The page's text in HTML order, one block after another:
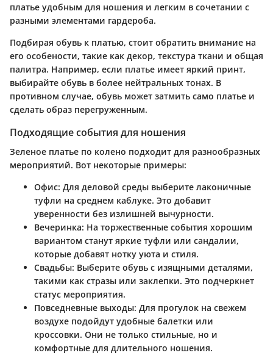
платье удобным для ношения и легким в сочетании с
разными элементами гардероба.
Подбирая обувь к платью, стоит обратить внимание на
его особености, такие как декор, текстура ткани и общая
палитра. Например, если платье имеет яркий принт,
выбирайте обувь в более нейтральных тонах. В
противном случае, обувь может затмить само платье и
сделать образ перегруженным.
Подходящие события для ношения
Зеленое платье по колено подходит для разнообразных
мероприятий. Вот некоторые примеры:
Офис: Для деловой среды выберите лаконичные
туфли на среднем каблуке. Это добавит
уверенности без излишней вычурности.
Вечеринка: На торжественные события хорошим
вариантом станут яркие туфли или сандалии,
которые добавят нотку уюта и стиля.
Свадьбы: Выберите обувь с изящными деталями,
такими как стразы или заклепки. Это подчеркнет
статус мероприятия.
Повседневные выходы: Для прогулок на свежем
воздухе подойдут удобные балетки или
кроссовки. Они не только стильные, но и
комфортные для длительного ношения.